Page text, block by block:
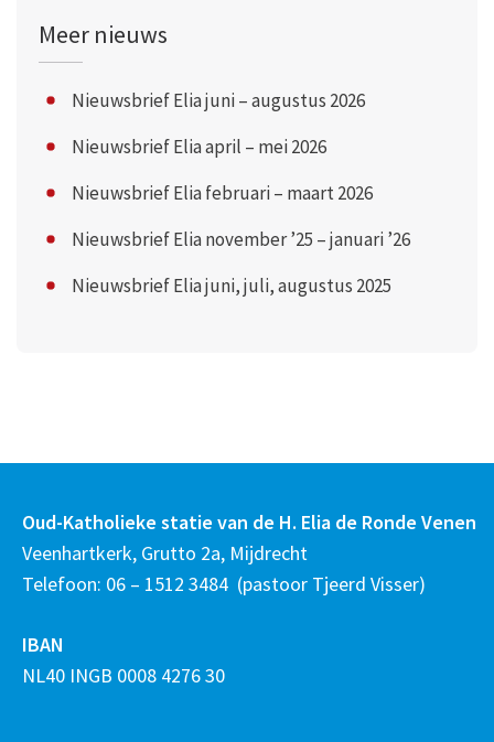
Meer nieuws
Nieuwsbrief Elia juni – augustus 2026
Nieuwsbrief Elia april – mei 2026
Nieuwsbrief Elia februari – maart 2026
Nieuwsbrief Elia november ’25 – januari ’26
Nieuwsbrief Elia juni, juli, augustus 2025
Oud-Katholieke statie van de H. Elia de Ronde Venen
Veenhartkerk, Grutto 2a, Mijdrecht
Telefoon: 06 – 1512 3484 (pastoor Tjeerd Visser)
IBAN
NL40 INGB 0008 4276 30